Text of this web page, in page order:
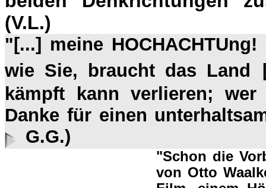
(V.L.)
"[...] meine
wie Sie, braucht das Land
kämpft kann verlieren;
Danke für einen
G.G.)
"Schon die
von Otto